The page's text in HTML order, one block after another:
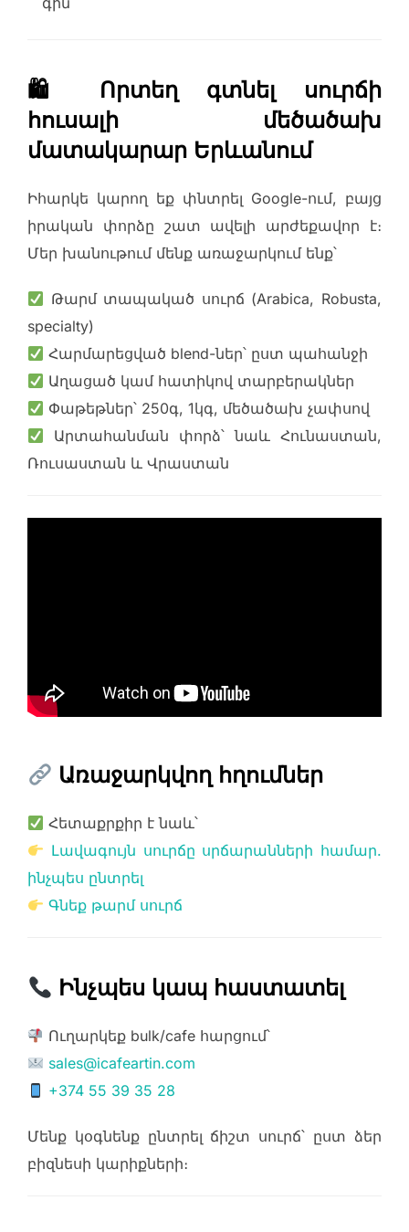
🛍 Որտեղ գտնել սուրճի
հուսալի մեծածախ
մատակարար Երևանում
Իհարկե կարող եք փնտրել Google-ում, բայց
իրական փորձը շատ ավելի արժեքավոր է։
Մեր խանութում մենք առաջարկում ենք՝
Թարմ տապակած սուրճ (Arabica, Robusta,
specialty)
Հարմարեցված blend-ներ՝ ըստ պահանջի
Աղացած կամ հատիկով տարբերակներ
Փաթեթներ՝ 250գ, 1կգ, մեծածախ չափսով
Արտահանման փորձ՝ նաև Հունաստան,
Ռուսաստան և Վրաստան
Առաջարկվող հղումներ
Հետաքրքիր է նաև՝
Լավագույն սուրճը սրճարանների համար.
ինչպես ընտրել
Գնեք թարմ սուրճ
Ինչպես կապ հաստատել
Ուղարկեք bulk/cafe հարցում՝
sales@icafeartin.com
+374 55 39 35 28
Մենք կօգնենք ընտրել ճիշտ սուրճ՝ ըստ ձեր
բիզնեսի կարիքների։